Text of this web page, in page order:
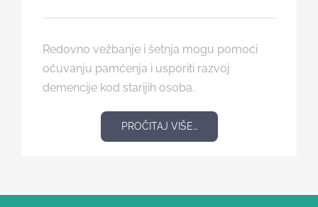
Redovno vežbanje i šetnja mogu pomoći
očuvanju pamćenja i usporiti razvoj
demencije kod starijih osoba.
PROČITAJ VIŠE…